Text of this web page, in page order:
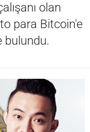
olan
para Bitcoin'e
bulundu.